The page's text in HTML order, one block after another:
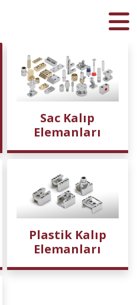
Sac Kalıp
Elemanları
Plastik Kalıp
Elemanları